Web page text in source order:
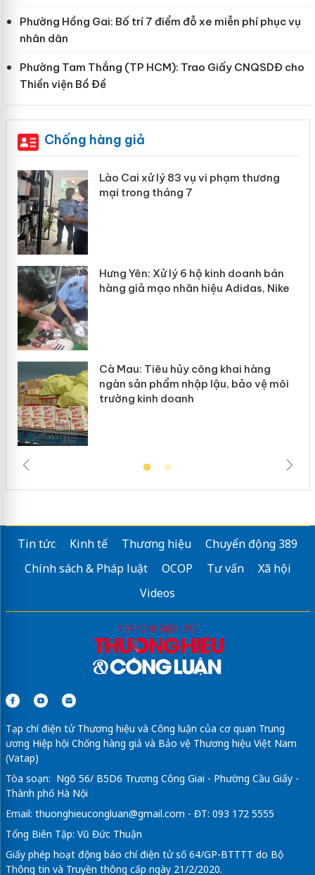
Phường Hồng Gai: Bố trí 7 điểm đỗ xe miễn phí phục vụ
nhân dân
Phường Tam Thắng (TP HCM): Trao Giấy CNQSDĐ cho
Thiền viện Bồ Đề
Chống hàng giả
Lào Cai xử lý 83 vụ vi phạm thương
mại trong tháng 7
Hưng Yên: Xử lý 6 hộ kinh doanh bán
hàng giả mạo nhãn hiệu Adidas, Nike
Cà Mau: Tiêu hủy công khai hàng
ngàn sản phẩm nhập lậu, bảo vệ môi
trường kinh doanh
Tin tức Kinh tế Thương hiệu
Chuyển động 389
Chính sách & Pháp luật
OCOP Tư vấn
Xã hội
Videos
Tạp chí điện tử Thương hiệu và Công luận của cơ quan Trung
ương Hiệp hội Chống hàng giả và Bảo vệ Thương hiệu Việt Nam
(Vatap)
Tòa soạn: Ngõ 56/ B5D6 Trương Công Giai - Phường Cầu Giấy -
Thành phố Hà Nội
Email: thuonghieucongluan@gmail.com - ĐT: 093 172 5555
Tổng Biên Tập: Vũ Đức Thuận
Giấy phép hoạt động báo chí điện tử số 64/GP-BTTTT do Bộ
Thông tin và Truyền thông cấp ngày 21/2/2020.